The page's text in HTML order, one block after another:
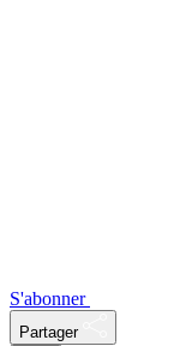
S'abonner
Partager